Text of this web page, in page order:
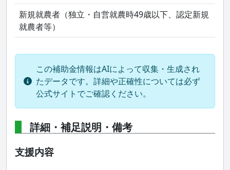
新規就農者（独立・自営就農時49歳以下、認定新規
就農者等）
この補助金情報はAIによって収集・生成され
たデータです。詳細や正確性については必ず
公式サイトでご確認ください。
詳細・補足説明・備考
支援内容